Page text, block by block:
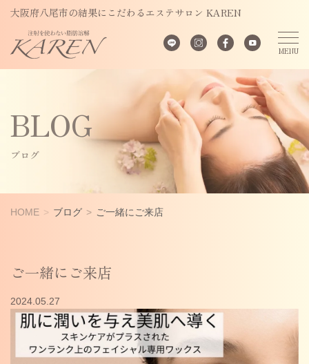
大阪府八尾市の結果にこだわるエステサロン KAREN
BLOG
ブログ
HOME ブログ ご一緒にご来店
ご一緒にご来店
2024.05.27